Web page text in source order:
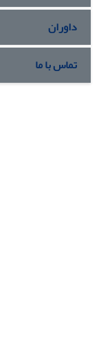
داوران
تماس با ما